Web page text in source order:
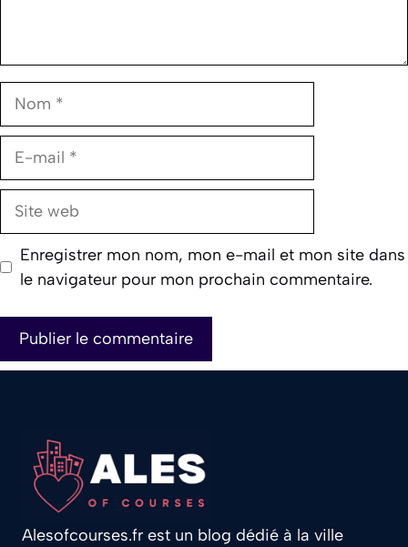
Nom
E-
Site
Enregistrer mon nom, mon e-mail et mon site dans
le navigateur pour mon prochain commentaire.
Alesofcourses.fr est un blog dédié à la ville